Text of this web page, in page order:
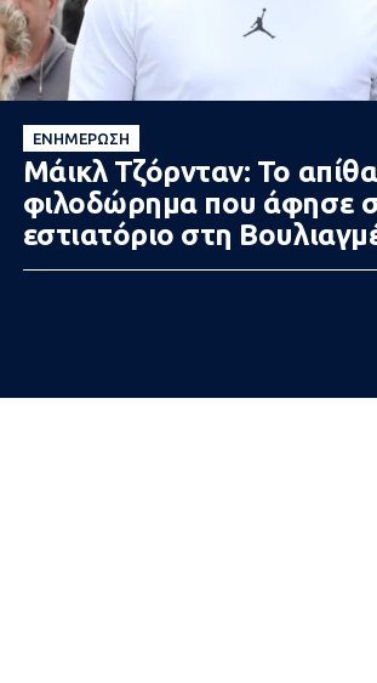
ΕΝΗΜΈΡΩΣΗ
Μάικλ Τζόρνταν: Το
φιλοδώρημα που άφησε
εστιατόριο στη